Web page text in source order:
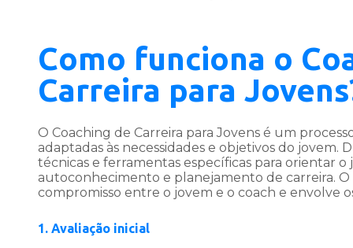
Como funciona o
Carreira para
O Coaching de Carreira para Jovens é um
adaptadas às necessidades e objetivos do jovem.
técnicas e ferramentas específicas para orientar
autoconhecimento e planejamento de carreira.
compromisso entre o jovem e o coach e envolve
1. Avaliação inicial